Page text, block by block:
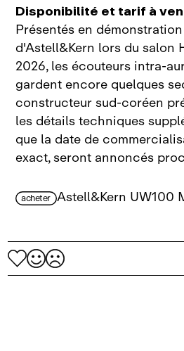
Disponibilité et tarif à
Présentés en
d'Astell&Kern lors du salon
2026, les écouteurs
gardent encore quelques
constructeur sud‑coréen
les détails techniques
que la date de
exact, seront annoncés
acheter Astell&Kern UW100